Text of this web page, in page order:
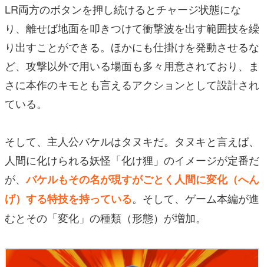
LR両方のボタンを押し続けるとチャージ状態にな
り、離せば地面を叩きつけて衝撃波を出す範囲技を繰
り出すことができる。ほかにも仕掛けを発動させるな
ど、攻撃以外で用いる場面も多々用意されており、ま
さに本作のキモとも言えるアクションとして設計され
ている。
そして、主人公バケルはタヌキだ。タヌキと言えば、
人間に化けられる妖怪「化け狸」のイメージが定番だ
が、バケルもその名が現すがごとく人間に変化（へん
げ）する特技を持っている。そして、ゲーム本編が進
むとその「変化」の種類（形態）が増加。